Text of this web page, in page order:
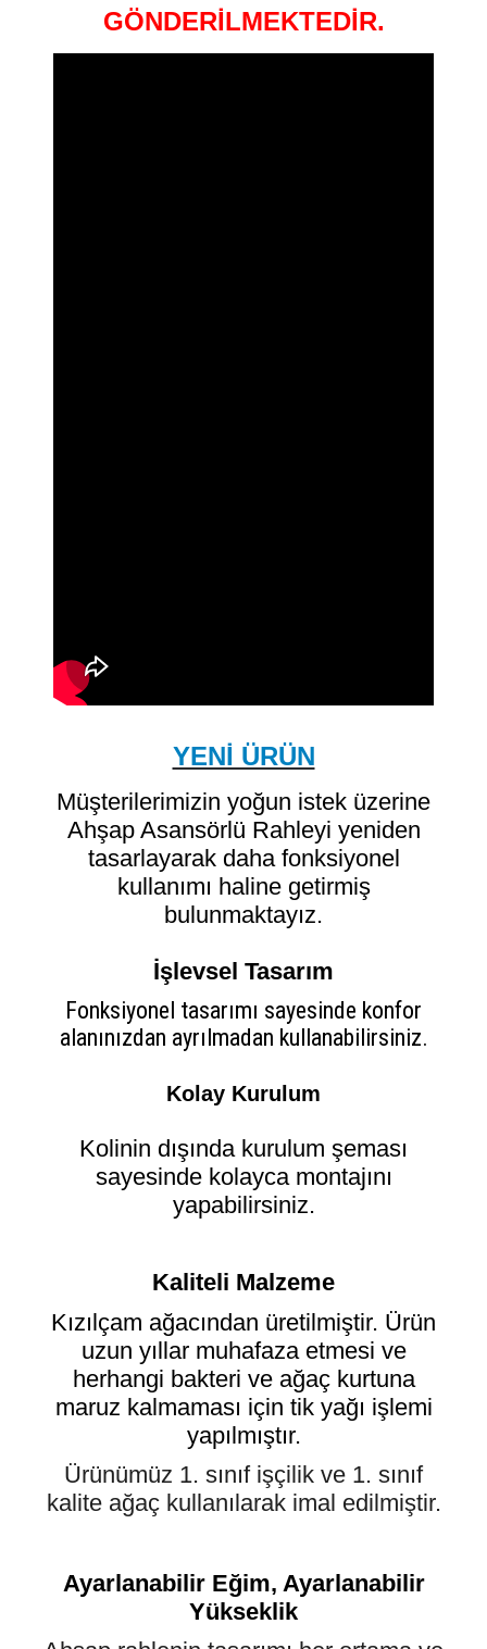
GÖNDERİLMEKTEDİR.
YENİ ÜRÜN
Müşterilerimizin yoğun istek üzerine
Ahşap Asansörlü Rahleyi yeniden
tasarlayarak daha fonksiyonel
kullanımı haline getirmiş
bulunmaktayız.
İşlevsel Tasarım
Fonksiyonel tasarımı sayesinde konfor
alanınızdan ayrılmadan kullanabilirsiniz.
Kolay Kurulum
Kolinin dışında kurulum şeması
sayesinde kolayca montajını
yapabilirsiniz.
Kaliteli Malzeme
Kızılçam ağacından üretilmiştir. Ürün
uzun yıllar muhafaza etmesi ve
herhangi bakteri ve ağaç kurtuna
maruz kalmaması için tik yağı işlemi
yapılmıştır.
Ürünümüz 1. sınıf işçilik ve 1. sınıf
kalite ağaç kullanılarak imal edilmiştir.
Ayarlanabilir Eğim, Ayarlanabilir
Yükseklik